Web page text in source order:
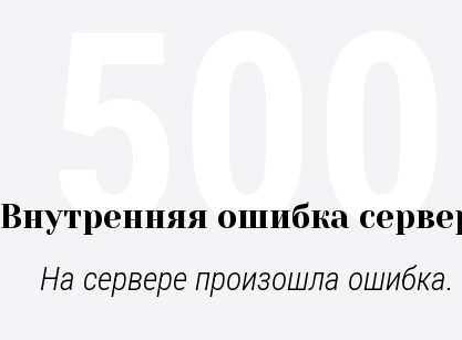
Внутренняя ошибка
На сервере произошла ошибка.
500